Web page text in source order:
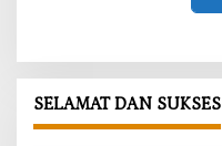
SELAMAT DAN SUKSES